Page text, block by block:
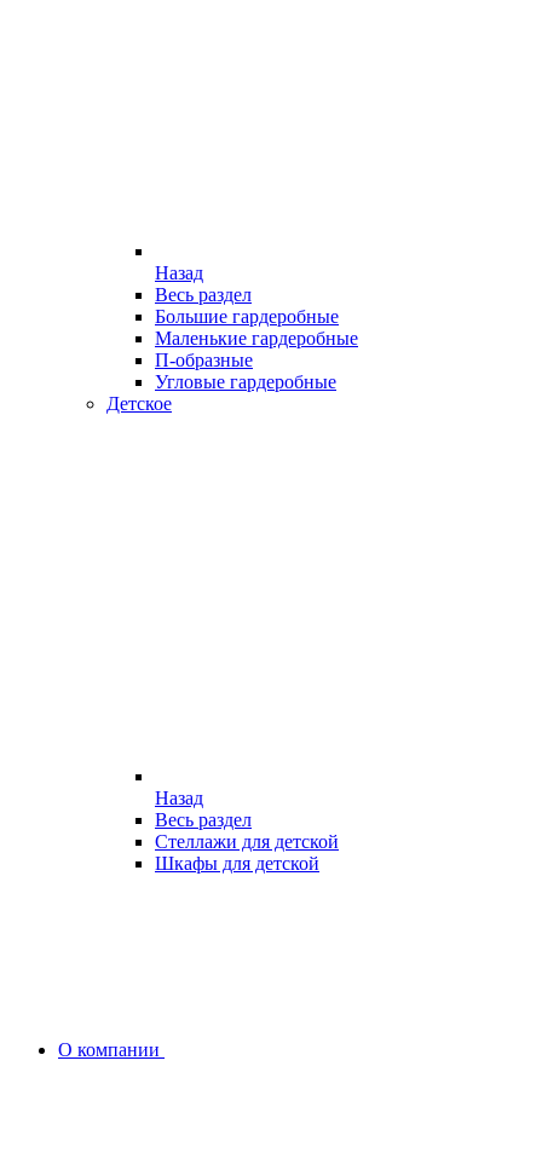
Назад
Весь раздел
Большие гардеробные
Маленькие гардеробные
П-образные
Угловые гардеробные
Детское
Назад
Весь раздел
Стеллажи для детской
Шкафы для детской
О компании